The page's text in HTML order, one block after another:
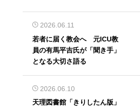
2026.06.11
若者に届く教会へ 元ICU教
員の有馬平吉氏が「聞き手」
となる大切さ語る
2026.06.10
天理図書館「きりしたん版」